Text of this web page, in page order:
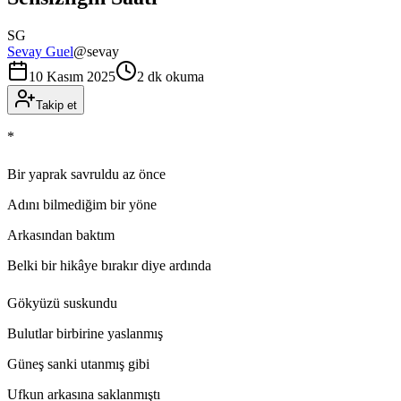
SG
Sevay Guel@sevay
10 Kasım 2025
2 dk okuma
Takip et
*
Bir yaprak savruldu az önce
Adını bilmediğim bir yöne
Arkasından baktım
Belki bir hikâye bırakır diye ardında
Gökyüzü suskundu
Bulutlar birbirine yaslanmış
Güneş sanki utanmış gibi
Ufkun arkasına saklanmıştı